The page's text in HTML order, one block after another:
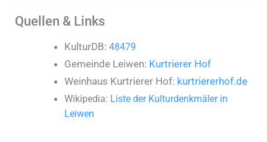
Quellen & Links
KulturDB: 48479
Gemeinde Leiwen: Kurtrierer Hof
Weinhaus Kurtrierer Hof: kurtriererhof.de
Wikipedia: Liste der Kulturdenkmäler in
Leiwen